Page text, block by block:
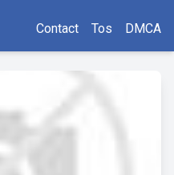
Contact Tos DMCA